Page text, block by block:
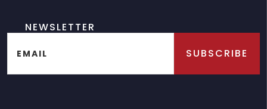
NEWSLETTER
EMAIL SUBSCRIBE